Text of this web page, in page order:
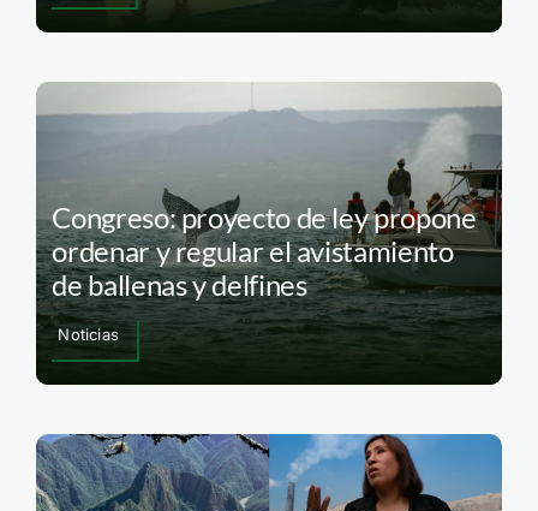
Congreso: proyecto de ley propone
ordenar y regular el avistamiento
de ballenas y delfines
Noticias